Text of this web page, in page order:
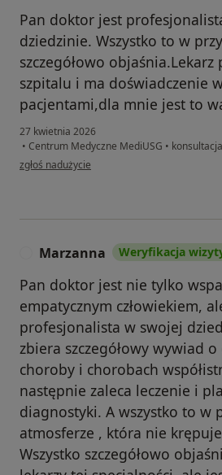
Pan doktor jest
dziedzinie. Wszystko to w
szczegółowo
szpitalu i ma doświadczenie
pacjentami,dla mnie jest to
27 kwietnia 2026
• Centrum Medyczne MediUSG •
w opinii użytkownika Artem
zgłoś nadużycie
Marzanna Weryfikacja
Pan doktor jest nie tylko
empatycznym człowiekiem,
profesjonalista w swojej
zbiera szczegółowy wywiad
choroby i chorobach
następnie zaleca leczenie i
diagnostyki. A wszystko to w
atmosferze , która nie
Wszystko szczegółowo